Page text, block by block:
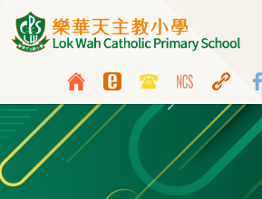
Skip to main content
Top
Media
Icon
Button
Language
switcher